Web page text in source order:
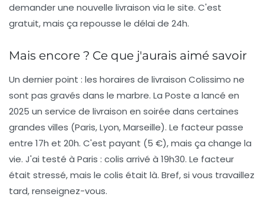
demander une nouvelle livraison via le site. C'est
gratuit, mais ça repousse le délai de 24h.
Mais encore ? Ce que j'aurais aimé savoir
Un dernier point : les horaires de livraison Colissimo ne
sont pas gravés dans le marbre. La Poste a lancé en
2025 un service de livraison en soirée dans certaines
grandes villes (Paris, Lyon, Marseille). Le facteur passe
entre 17h et 20h. C'est payant (5 €), mais ça change la
vie. J'ai testé à Paris : colis arrivé à 19h30. Le facteur
était stressé, mais le colis était là. Bref, si vous travaillez
tard, renseignez-vous.